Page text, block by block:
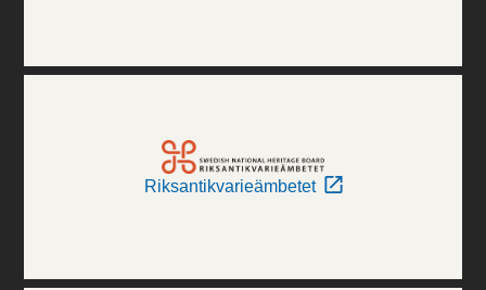
Riksantikvarieämbetet